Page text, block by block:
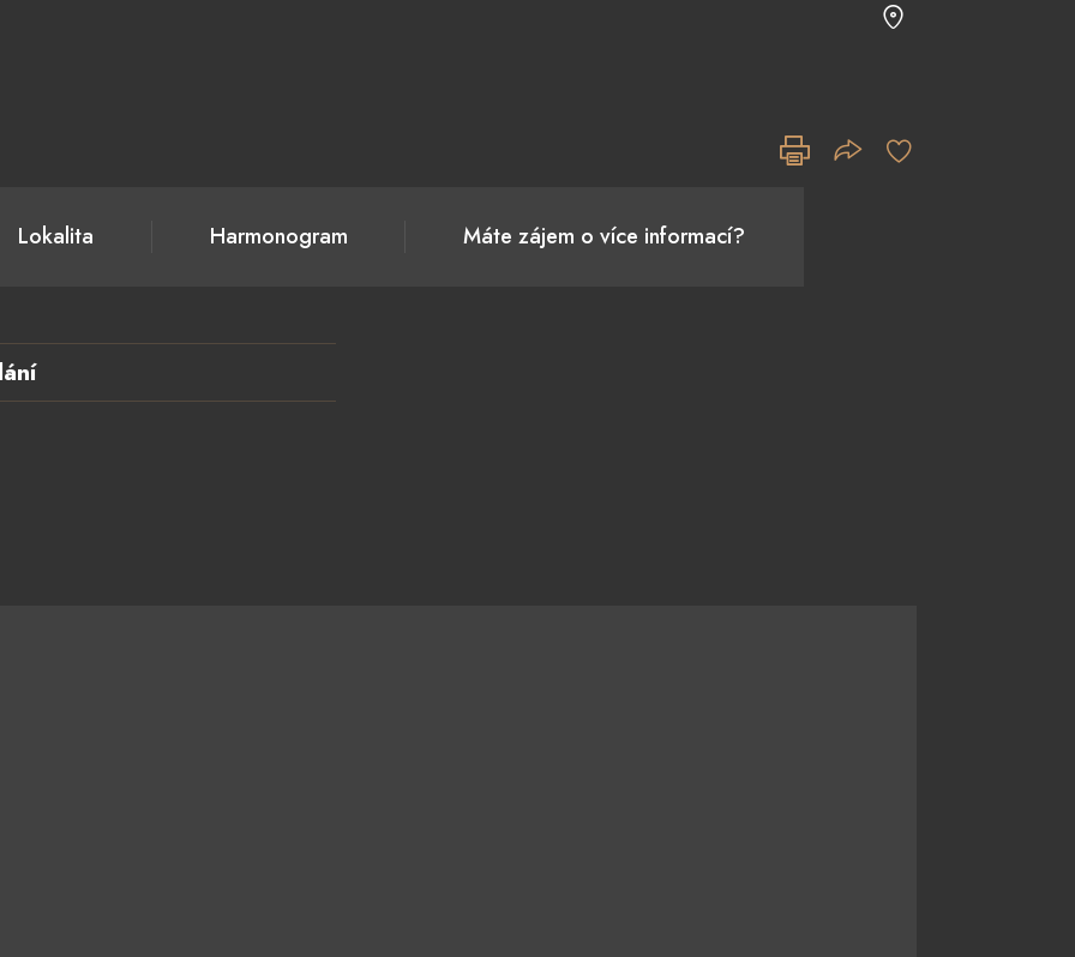
Lokalita Harmonogram Máte zájem o více informací?